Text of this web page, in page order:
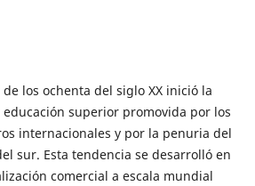
los ochenta del siglo XX inició la
superior promovida por los
internacionales y por la penuria del
sur. Esta tendencia se desarrolló en
comercial a escala mundial